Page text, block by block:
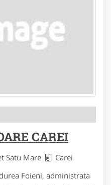
CAREI
Satu Mare
Carei
Foieni, administrata